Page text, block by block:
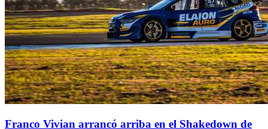
Franco Vivian arrancó arriba en el Shakedown de